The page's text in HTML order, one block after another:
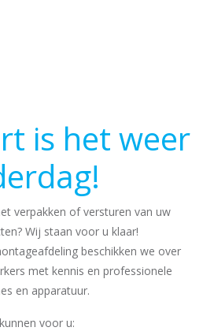
is het weer
verpakken of versturen van uw
Wij staan voor u klaar!
beschikken we over
met kennis en professionele
en apparatuur.
voor u: